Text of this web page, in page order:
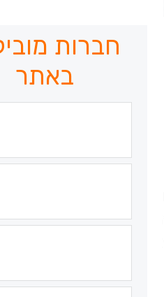
חברות
באתר